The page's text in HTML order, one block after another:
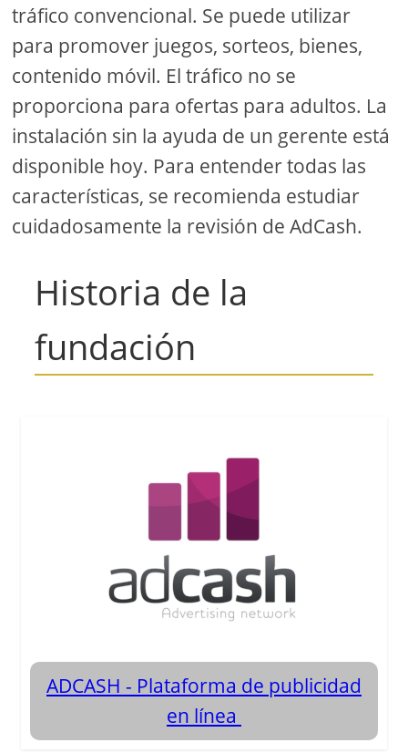
tráfico convencional. Se puede utilizar
para promover juegos, sorteos, bienes,
contenido móvil. El tráfico no se
proporciona para ofertas para adultos. La
instalación sin la ayuda de un gerente está
disponible hoy. Para entender todas las
características, se recomienda estudiar
cuidadosamente la revisión de AdCash.
Historia de la
fundación
ADCASH - Plataforma de publicidad
en línea